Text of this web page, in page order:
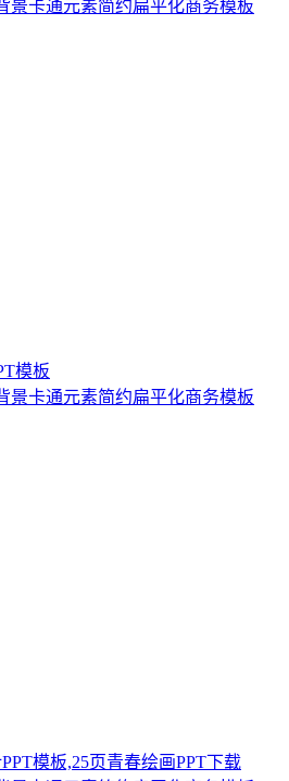
模板
模板,25页青春绘画PPT下载